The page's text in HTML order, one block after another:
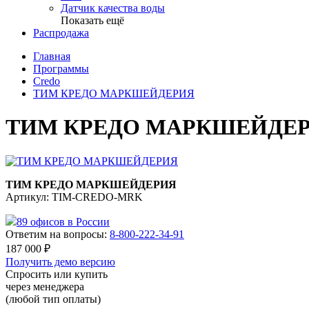
Датчик качества воды
Показать ещё
Распродажа
Главная
Программы
Credo
ТИМ КРЕДО МАРКШЕЙДЕРИЯ
ТИМ КРЕДО
ТИМ КРЕДО МАРКШЕЙДЕРИЯ
Артикул: TIM-CREDO-MRK
89 офисов в России
Ответим на вопросы: 8-800-222-34-91
187 000 ₽
Получить демо версию
Спросить или купить
через менеджера
(любой тип оплаты)